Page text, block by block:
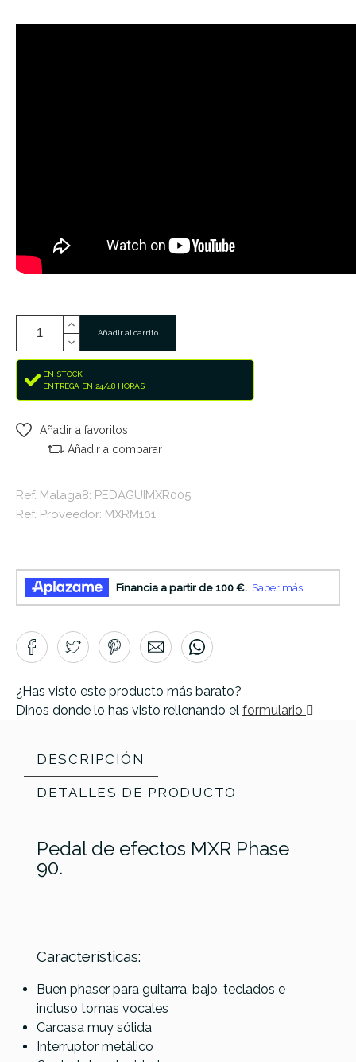
Añadir al carrito
EN STOCK
ENTREGA EN 24/48 HORAS
Añadir a favoritos
Añadir a comparar
Ref. Malaga8: PEDAGUIMXR005
Ref. Proveedor: MXRM101
¿Has visto este producto más barato?
Dinos donde lo has visto rellenando el formulario
DESCRIPCIÓN
DETALLES DE PRODUCTO
Pedal de efectos MXR Phase
90.
Características:
Buen phaser para guitarra, bajo, teclados e
incluso tomas vocales
Carcasa muy sólida
Interruptor metálico
Referencia PEDAGUIMXR005